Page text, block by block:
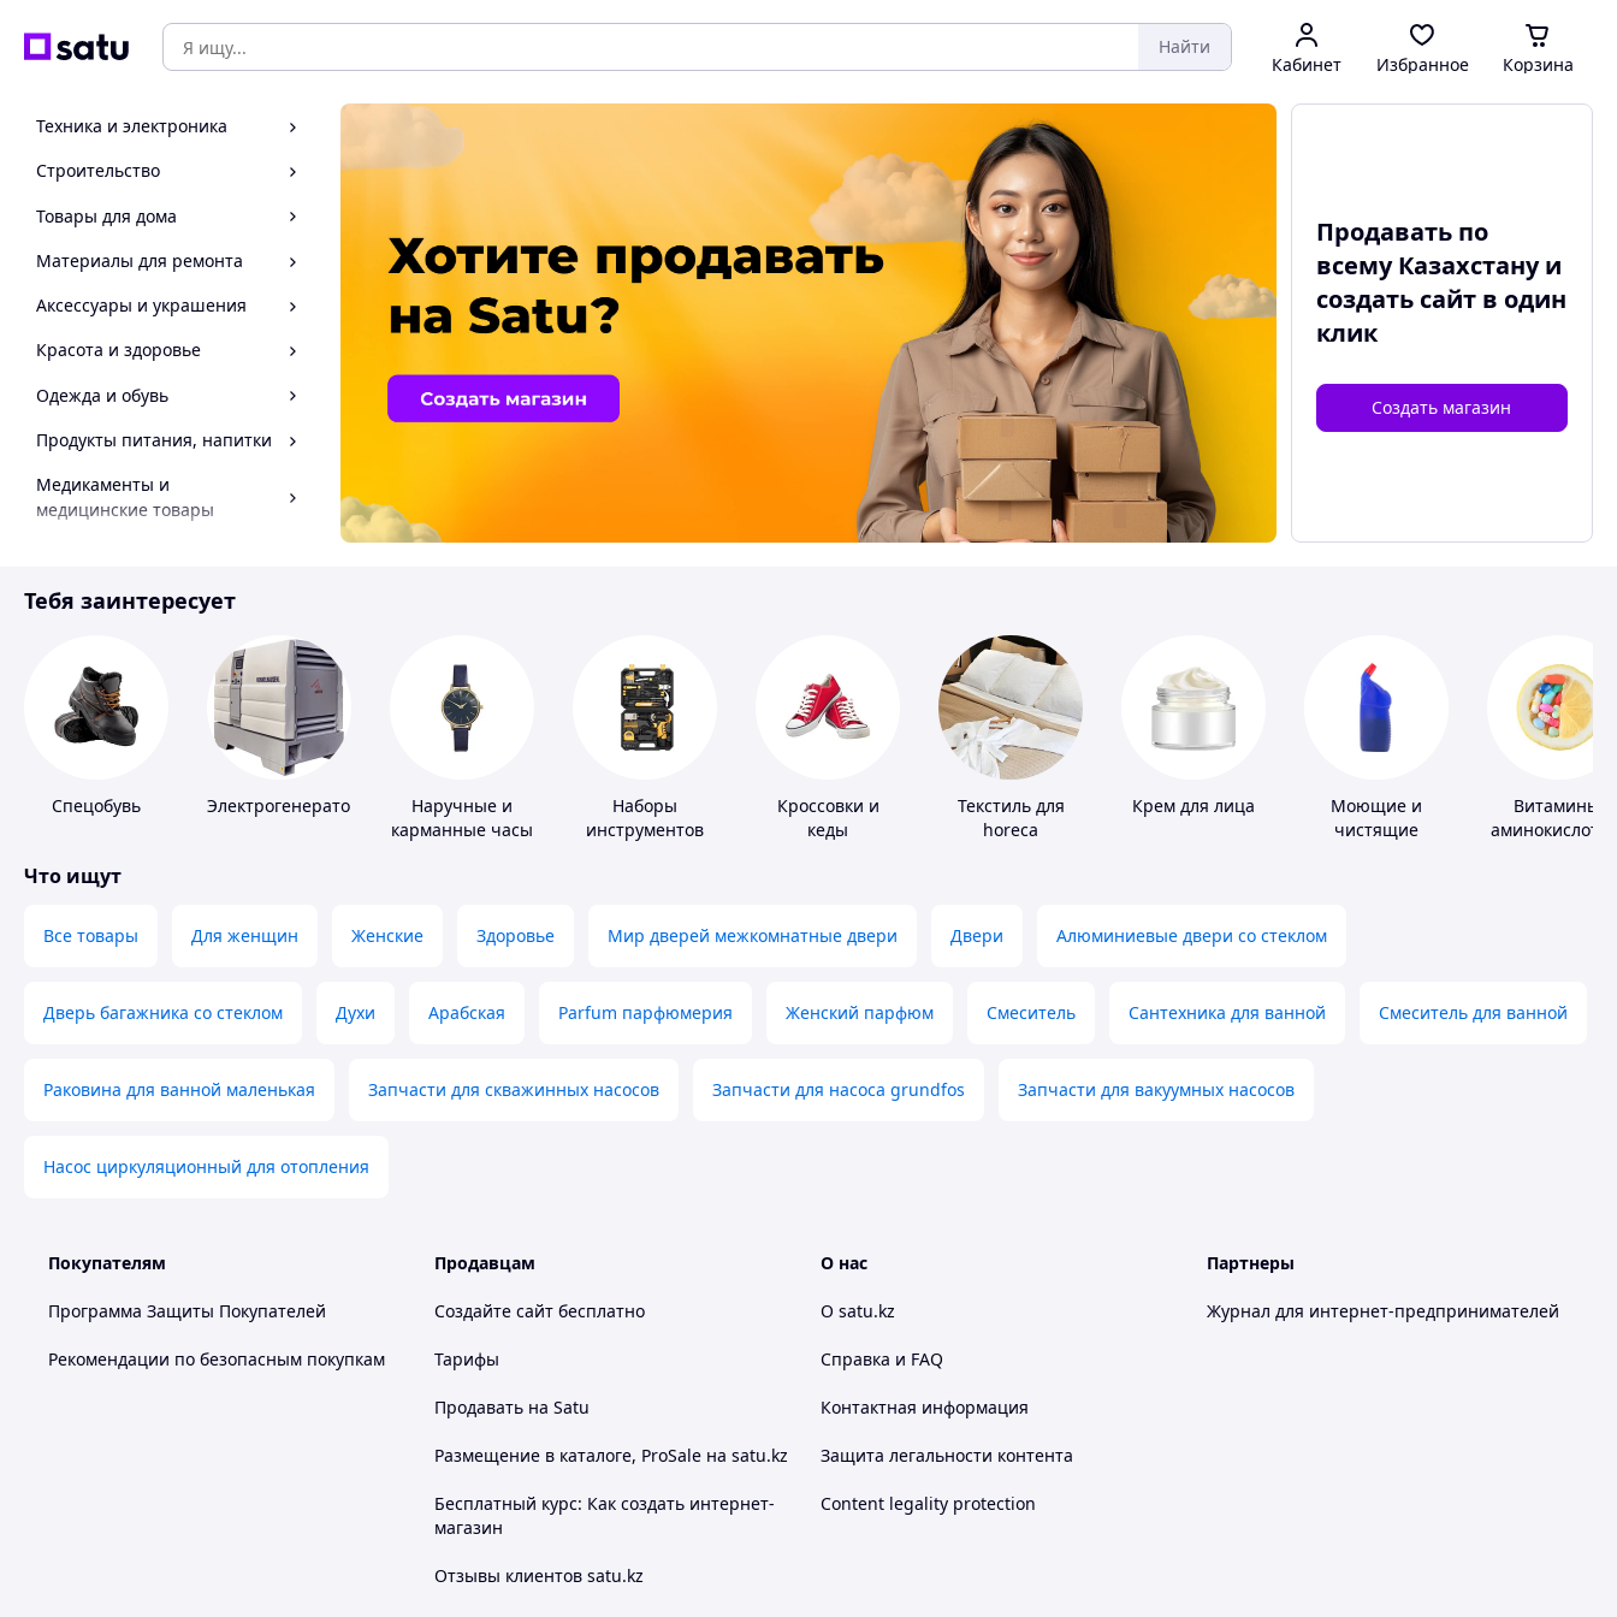
Найти
Кабинет Избранное Корзина
Техника и электроника
Строительство
Товары для дома
Материалы для ремонта
Аксессуары и украшения
Красота и здоровье
Одежда и обувь
Продукты питания, напитки
Медикаменты и
медицинские товары
Инструмент
Продавать по
всему Казахстану и
создать сайтв один
клик
Создать магазин
Тебя заинтересует
Спецобувь Электрогенераторы
Наручные и
карманные часы
Наборы
инструментов
Кроссовки и
кеды
Текстиль для
horeca
Крем для лица
Моющие и
чистящие
Витамины,
аминокислоты
Что ищут
Все товары Для женщин Женские Здоровье Мир дверей межкомнатные двери Двери Алюминиевые двери со стеклом
Дверь багажника со стеклом Духи Арабская Parfum парфюмерия Женский парфюм Смеситель Сантехника для ванной Смеситель для ванной
Раковина для ванной маленькая Запчасти для скважинных насосов Запчасти для насоса grundfos Запчасти для вакуумных насосов
Насос циркуляционный для отопления
Покупателям
Программа Защиты Покупателей
Рекомендации по безопасным покупкам
Продавцам
Создайте сайт бесплатно
Тарифы
Продавать на Satu
Размещение в каталоге, ProSale на satu.kz
Бесплатный курс: Как создать интернет-
магазин
Отзывы клиентов satu.kz
О нас
О satu.kz
Справка и FAQ
Контактная информация
Защита легальности контента
Content legality protection
Партнеры
Журнал для интернет-предпринимателей